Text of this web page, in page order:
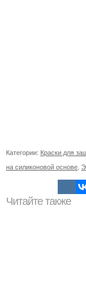
Категории: Краски для
на силиконовой основе
Читайте также